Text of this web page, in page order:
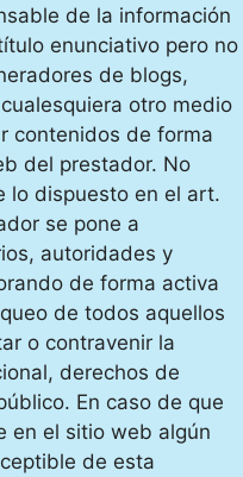
de la información
enunciativo pero no
de blogs,
otro medio
contenidos de forma
del prestador. No
lo dispuesto en el art.
se pone a
autoridades y
de forma activa
de todos aquellos
o contravenir la
derechos de
En caso de que
en el sitio web algún
de esta